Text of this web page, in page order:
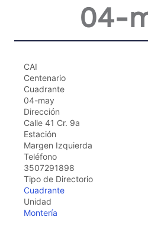
04-
CAI
Centenario
Cuadrante
04-may
Dirección
Calle 41 Cr. 9a
Estación
Margen Izquierda
Teléfono
3507291898
Tipo de Directorio
Cuadrante
Unidad
Montería